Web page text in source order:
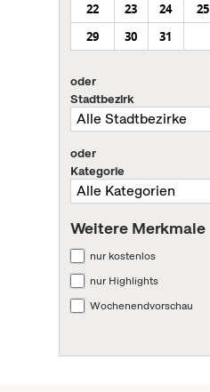
22
23 24 25
29
30 31
oder
Stadtbezirk
oder
Kategorie
Weitere Merkmale
nur kostenlos
nur Highlights
Wochenendvorschau